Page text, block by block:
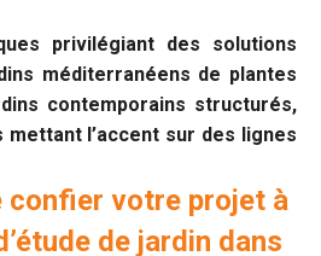
privilégiant des solutions
méditerranéens de plantes
contemporains structurés,
l’accent sur des lignes
confier votre projet à
de jardin dans